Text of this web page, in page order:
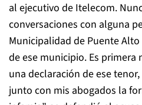
al ejecutivo de Itelecom.
conversaciones con alguna
Municipalidad de Puente
de ese municipio. Es
una declaración de ese
junto con mis abogados la